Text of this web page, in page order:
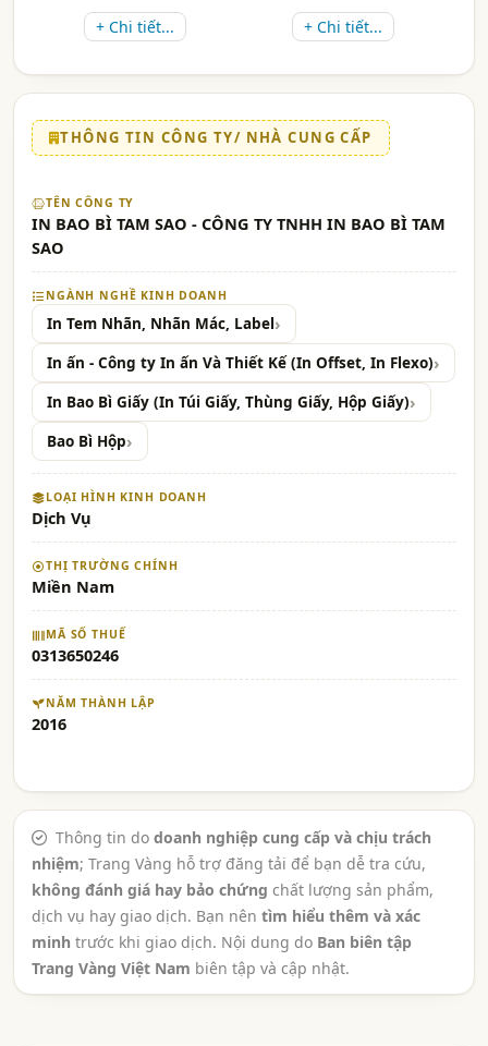
+ Chi tiết... + Chi tiết...
THÔNG TIN CÔNG TY/ NHÀ CUNG CẤP
TÊN CÔNG TY
IN BAO BÌ TAM SAO - CÔNG TY TNHH IN BAO BÌ TAM
SAO
NGÀNH NGHỀ KINH DOANH
In Tem Nhãn, Nhãn Mác, Label
In ấn - Công ty In ấn Và Thiết Kế (In Offset, In Flexo)
In Bao Bì Giấy (In Túi Giấy, Thùng Giấy, Hộp Giấy)
Bao Bì Hộp
LOẠI HÌNH KINH DOANH
Dịch Vụ
THỊ TRƯỜNG CHÍNH
Miền Nam
MÃ SỐ THUẾ
0313650246
NĂM THÀNH LẬP
2016
Thông tin do doanh nghiệp cung cấp và chịu trách
nhiệm; Trang Vàng hỗ trợ đăng tải để bạn dễ tra cứu,
không đánh giá hay bảo chứng chất lượng sản phẩm,
dịch vụ hay giao dịch. Bạn nên tìm hiểu thêm và xác
minh trước khi giao dịch. Nội dung do Ban biên tập
Trang Vàng Việt Nam biên tập và cập nhật.